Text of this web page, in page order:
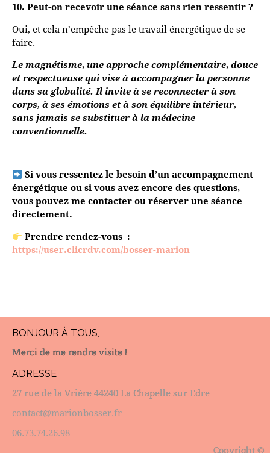
10. Peut-on recevoir une séance sans rien ressentir ?
Oui, et cela n’empêche pas le travail énergétique de se
faire.
Le magnétisme, une approche complémentaire, douce
et respectueuse qui vise à accompagner la personne
dans sa globalité. Il invite à se reconnecter à son
corps, à ses émotions et à son équilibre intérieur,
sans jamais se substituer à la médecine
conventionnelle.
Si vous ressentez le besoin d’un accompagnement
énergétique ou si vous avez encore des questions,
vous pouvez me contacter ou réserver une séance
directement.
Prendre rendez-vous :
https://user.clicrdv.com/bosser-marion
BONJOUR À TOUS,
Merci de me rendre visite !
ADRESSE
27 rue de la Vrière 44240 La Chapelle sur Edre
contact@marionbosser.fr
06.73.74.26.98
Copyright ©